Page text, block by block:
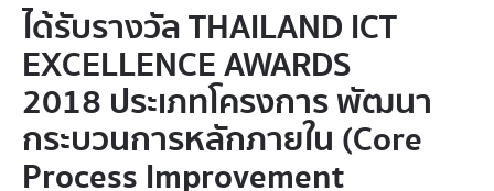
ได้รับรางวัล THAILAND ICT
EXCELLENCE AWARDS
2018 ประเภทโครงการ พัฒนา
กระบวนการหลักภายใน (Core
Process Improvement